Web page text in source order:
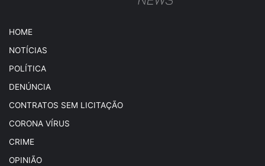
HOME
NOTÍCIAS
POLÍTICA
DENÚNCIA
CONTRATOS SEM LICITAÇÃO
CORONA VÍRUS
CRIME
OPINIÃO